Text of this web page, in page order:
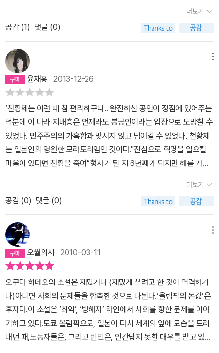
--- <책소개> <공중그네>, <남쪽으로 튀어>, <면장 선거>의 작가
오쿠다 히데오가 3년 만에 선보이는 장편소설. 올림픽을 인질로 삼은
일의 스토리를 통해, 생생한 현장감, 긴장감, 흡인력은 물론, 작가가
세상을 바라보는 눈이나 인간에 대해 갖는 애정 어린 시선 등을 느낄
수 있다. 총 56장으로 구성되었으며, 세 중심인물의 각기 다른 시선
으로 스토리가 전개된다. 용의자로 지목되는 구니오와 그의 대학 동
기 다다시 그리고 열혈형사 마사오. 세 명의 주요 캐릭터를 이용해 조
금씩 다른 관점으로 하나의 이야기를 풀어나간다. 여기에 작가는 또
하나의 트릭을 썼다. 과거와 현재 시점을 혼용한 것이다. 전 세계인의
눈과 귀가 집중되는 축제인 올림픽 개최를 코앞에 둔 도쿄. 야쿠자들
마저 올림픽을 위해서 모든 협조를 다할 만큼, 전 국민이 성공적인 올
협박편지가 날아든다. 그로부터 며칠 후 올림픽 경비의 총책임을 담
당하는 경시감의 집이 폭파되는 사건이 일어난다. 그리고 정확히 일
주일이 지난 후, 다시 편지가 날아오고, 이번에는 경찰학교의 기숙사
가 또 폭파된다. 경찰은 일련의 폭파사건을 외부에는 철저히 비밀로
하고 수사에 들어간다. 그러던 중 한 명의 용의자가 레이더망에 걸려
든다. 도쿄대 대학원 경제학도로 장래가 촉망되는 한 젊은이. 그리고
다시 세 번째 폭파사건이 일어나는데…
아니었다. 물론 오쿠다 히데오식의 시니컬함은 없어지지 않았고 속도
감은 여전했지만... 그 속에 담긴 내용은 그렇게 호락호락하지 않았다.
아니 오히려 이런 식의 전개로 한 사회를 입체적으로 분석해 볼 수도
있겠구나 하는 생각까지 들었다. 뻔하게 보이는 패배임에도 불구하고
끝까지 긴장감을 놓지 못하게 하는 흡입력도 만족스러웠다.소설의 무
대는 도쿄 올림픽... 1964년이 배경이다. 아시아에서 최초로 열리는
올림픽을 준비하느라 정신없는 일본의 일상이 그대로 생생하게 묘사
되고 있다. 사실 배경에 확실하게 공감이 가는 부분은 이미 서울 올림
픽을 치루느라 우리도 역시 한번은 겪어본 일이기 때문이다. 서울 올
림픽을 우리나라가 새롭게 도약하는 하나의 상징으로 삼았다면, 당시
의 도쿄 올림픽도 전후 일본의 새로운 부흥을 확인하는 하나의 상징
이었다. 이러한 올림픽을 인질로 삼아 도전하는 테러리스트가 있다.
테러리스트라고 하지만 세기가 바뀐 지금의 테러리스트와는 틀리다.
그리고 전문적인 군사훈련을 받거나 체제에 대한 무조건적 반항을 하
리하나 뛰어난 이유로 도쿄대 경제학부에 재직하는 대학원생일 뿐이
다. 그런 그에게 커다란 변화가 일어난다. 바로 나이 차이가 많이 나는
형이 사망한 것. 원인은 심장마비다. 그 형의 궤적을 따라 올림픽 건설
을 위한 현장에서 직접 노동을 수행하면서 그의 인식에 변화가 시작
된다.전후 한국전쟁을 통해 경제부흥의 기틀을 닦아나가던 일본은 6
0년데 들어서 본격적인 성장을 일구어 낸다. 전쟁이 끝난 후 19년만
에 다시 경제대국으로 일어서려는 기틀을 다진 것이다. 물론 전쟁에
대한 사과도 배상도 없다. 전 국민을 죽음으로 몰아낸 천황도 건재하
다. 수도인 도쿄는 하루가 다르게 변해가고 발전해 가고 있었다. 그러
더보기
공감 (1) 댓글 (0)
윤재홍 2013-12-26
‘천황제는 이런 때 참 편리하구나.. 완전하신 공인이 정점에 있어주는
덕분에 이 나라 지배층은 언제라도 봉공인이라는 입장으로 도망칠 수
있었다. 민주주의의 가혹함과 맞서지 않고 넘어갈 수 있었다. 천황제
는 일본인의 영원한 모라토리엄인 것이다.''진심으로 혁명을 일으킬
마음이 있다면 천황을 죽여'‘형사가 된 지 6년째가 되지만 해를 거듭
게 밝혀낸 범행 동기라는 건 공술 조서와 공판을 위해 종이쪽에 적어
놓은 것일 뿐, 애당초 인간의 마음속이라는 건 문자로 표현할 수 있는
게 아니다.’'응, 세상 돌아가는 속도가 너무 빠르니까 다들 금세 잊어
버리는데, 그 범인은 아직 살아 있어.''참말로 도쿄에서 복이란 복은
죄다 독차지한 것 같구먼..'
더보기
공감 (0) 댓글 (0)
오월의시 2010-03-11
오쿠다 히데오의 소설은 재밌거나 (재밌게 쓰려고 한 것이 역력하거
나)아니면 사회의 문제들을 함축한 것으로 나뉜다.‘올림픽의 몸값’은
후자다.이 소설은 ‘최악’, ‘방해자’ 라인에서 사회를 향한 문제를 이야
기하고 있다.도쿄 올림픽으로, 일본이 다시 세계의 앞에 모습을 드러
내던 때,노동자들은, 그리고 빈민은, 인간답지 못한 대우를 받고 있었